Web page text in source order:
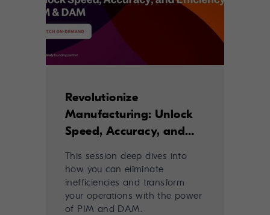
Revolutionize
Manufacturing: Unlock
Speed, Accuracy, and
DAM
This session deep dives into
how you can eliminate
inefficiencies and transform
your operations with the power
of PIM and DAM.